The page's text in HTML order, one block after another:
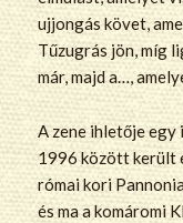
ujjongás követ,
Tűzugrás jön, míg
már, majd a…,
A zene ihletője
1996 között került
római kori
és ma a komáromi